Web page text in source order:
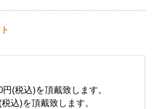
円(税込)を頂戴致します。
込)を頂戴致します。